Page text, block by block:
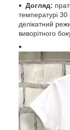
Догляд:
температурі 30
делікатний
виворітного